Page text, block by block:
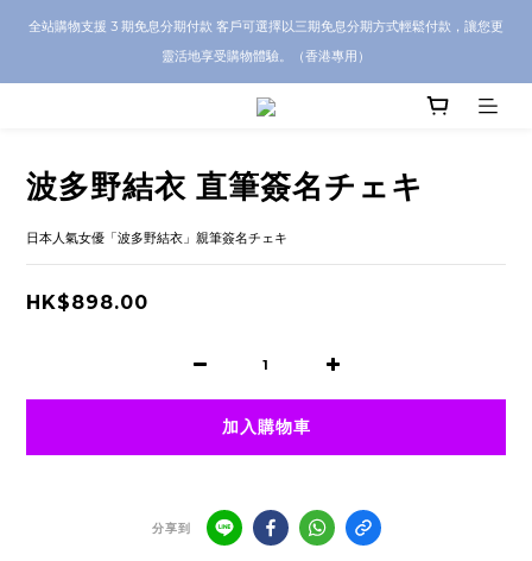
CRA5Y SHOP 全店 100% 正品保證｜支持香港本地 + 海外寄送｜💬 有任何問題？歡
迎 WhatsApp 聯絡我們查詢代購服務
全站購物支援 3 期免息分期付款 客戶可選擇以三期免息分期方式輕鬆付款，讓您更
靈活地享受購物體驗。（香港專用）
CRA5Y SHOP 全店 100% 正品保證｜支持香港本地 + 海外寄送｜💬 有任何問題？歡
波多野結衣 直筆簽名チェキ
日本人氣女優「波多野結衣」親筆簽名チェキ
HK$898.00
加入購物車
分享到